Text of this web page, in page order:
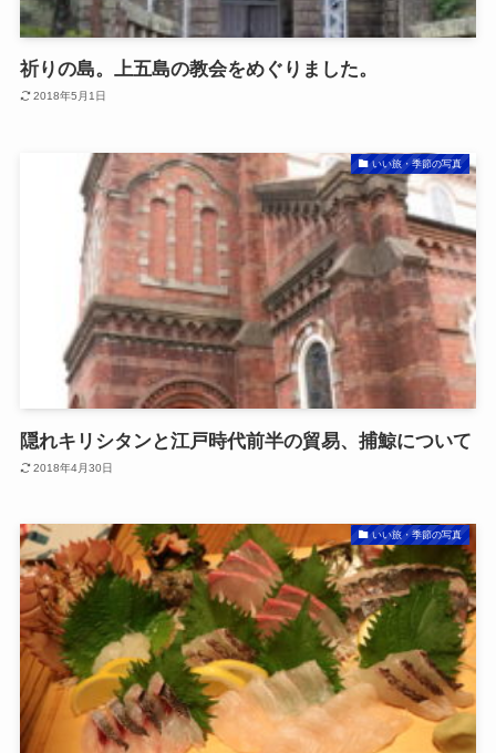
祈りの島。上五島の教会をめぐりました。
2018年5月1日
いい旅・季節の写真
隠れキリシタンと江戸時代前半の貿易、捕鯨について
2018年4月30日
いい旅・季節の写真